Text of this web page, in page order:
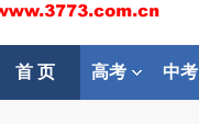
首 页 高考 中考